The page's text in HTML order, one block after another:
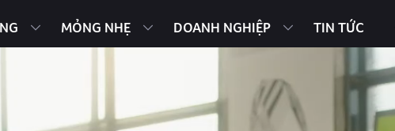
MỎNG NHẸ DOANH NGHIỆP TIN TỨC